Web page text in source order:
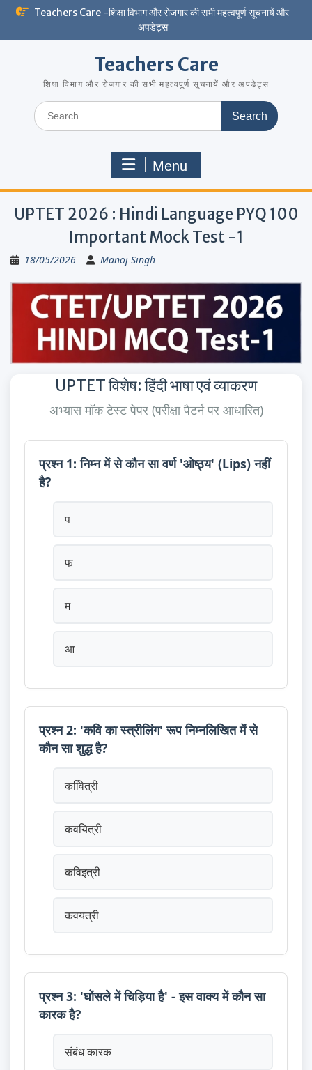
Skip
Teachers Care -शिक्षा विभाग और रोजगार की सभी महत्वपूर्ण सूचनायें और
अपडेट्स
Teachers Care
शिक्षा विभाग और रोजगार की सभी महत्वपूर्ण सूचनायें और अपडेट्स
Search
for:
Menu
UPTET 2026 : Hindi Language PYQ 100
Important Mock Test -1
18/05/2026 Manoj Singh
UPTET विशेष: हिंदी भाषा एवं व्याकरण
अभ्यास मॉक टेस्ट पेपर (परीक्षा पैटर्न पर आधारित)
प्रश्न 1: निम्न में से कौन सा वर्ण 'ओष्ठ्य' (Lips) नहीं
है?
प
फ
म
आ
प्रश्न 2: 'कवि का स्त्रीलिंग' रूप निम्नलिखित में से
कौन सा शुद्ध है?
कविित्री
कवयित्री
कविइत्री
कवयत्री
प्रश्न 3: 'घोंसले में चिड़िया है' - इस वाक्य में कौन सा
कारक है?
संबंध कारक